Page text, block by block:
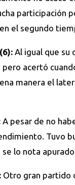
participación
el segundo
Al igual que su
pero acertó
manera el
A pesar de no
Tuvo
lo nota
Otro gran partido